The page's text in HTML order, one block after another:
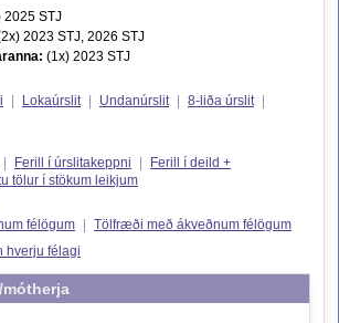
2025 STJ
2023 STJ, 2026 STJ
(1x) 2023 STJ
Lokaúrslit Undanúrslit 8-liða úrslit
Ferill í úrslitakeppni
Ferill í deild +
tölur í stökum leikjum
félögum
Tölfræði með ákveðnum félögum
hverju félagi
mótherja